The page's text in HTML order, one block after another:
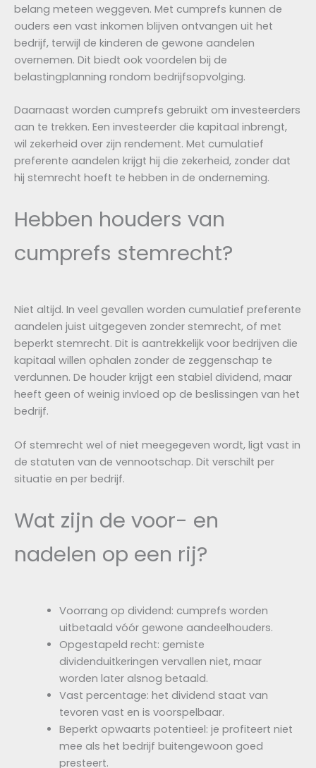
belang meteen weggeven. Met cumprefs kunnen de
ouders een vast inkomen blijven ontvangen uit het
bedrijf, terwijl de kinderen de gewone aandelen
overnemen. Dit biedt ook voordelen bij de
belastingplanning rondom bedrijfsopvolging.
Daarnaast worden cumprefs gebruikt om investeerders
aan te trekken. Een investeerder die kapitaal inbrengt,
wil zekerheid over zijn rendement. Met cumulatief
preferente aandelen krijgt hij die zekerheid, zonder dat
hij stemrecht hoeft te hebben in de onderneming.
Hebben houders van
cumprefs stemrecht?
Niet altijd. In veel gevallen worden cumulatief preferente
aandelen juist uitgegeven zonder stemrecht, of met
beperkt stemrecht. Dit is aantrekkelijk voor bedrijven die
kapitaal willen ophalen zonder de zeggenschap te
verdunnen. De houder krijgt een stabiel dividend, maar
heeft geen of weinig invloed op de beslissingen van het
bedrijf.
Of stemrecht wel of niet meegegeven wordt, ligt vast in
de statuten van de vennootschap. Dit verschilt per
situatie en per bedrijf.
Wat zijn de voor- en
nadelen op een rij?
Voorrang op dividend: cumprefs worden
uitbetaald vóór gewone aandeelhouders.
Opgestapeld recht: gemiste
dividenduitkeringen vervallen niet, maar
worden later alsnog betaald.
Vast percentage: het dividend staat van
tevoren vast en is voorspelbaar.
Beperkt opwaarts potentieel: je profiteert niet
mee als het bedrijf buitengewoon goed
presteert.